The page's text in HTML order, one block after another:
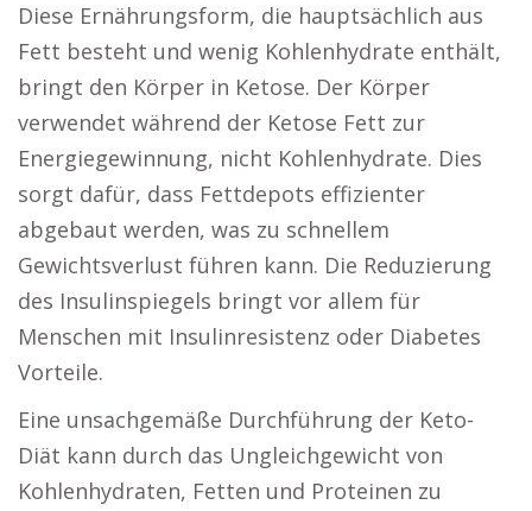
Diese Ernährungsform, die hauptsächlich aus
Fett besteht und wenig Kohlenhydrate enthält,
bringt den Körper in Ketose. Der Körper
verwendet während der Ketose Fett zur
Energiegewinnung, nicht Kohlenhydrate. Dies
sorgt dafür, dass Fettdepots effizienter
abgebaut werden, was zu schnellem
Gewichtsverlust führen kann. Die Reduzierung
des Insulinspiegels bringt vor allem für
Menschen mit Insulinresistenz oder Diabetes
Vorteile.
Eine unsachgemäße Durchführung der Keto-
Diät kann durch das Ungleichgewicht von
Kohlenhydraten, Fetten und Proteinen zu